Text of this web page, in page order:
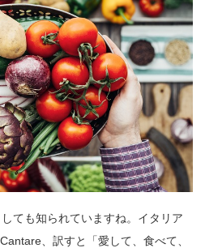
ても知られていますね。イタリア
、訳すと「愛して、食べて、